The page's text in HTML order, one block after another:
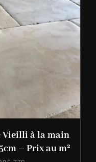
Vieilli à la main
– Prix au m²